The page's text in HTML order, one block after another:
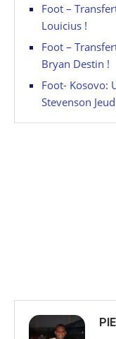
Foot –
Louicius !
Foot –
Bryan Destin !
Foot- Kosovo:
Stevenson